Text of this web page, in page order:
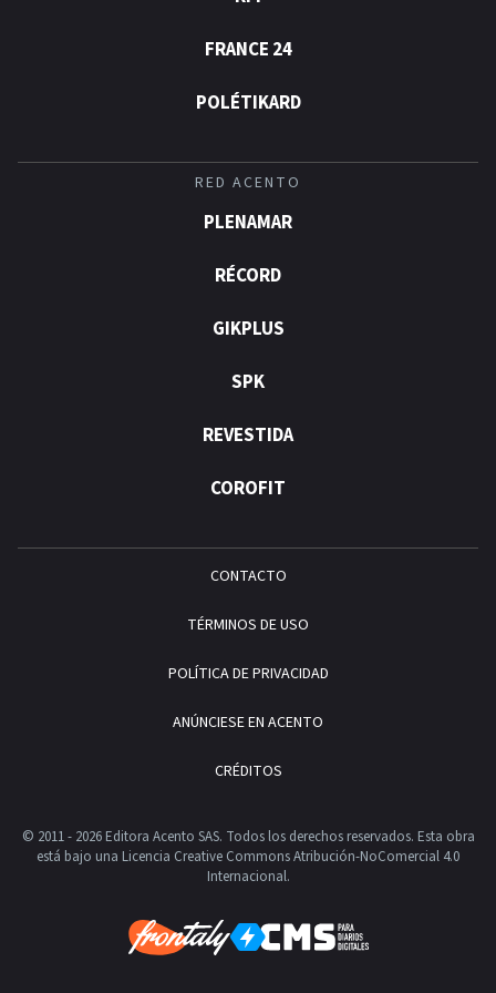
FRANCE 24
POLÉTIKARD
RED ACENTO
PLENAMAR
RÉCORD
GIKPLUS
SPK
REVESTIDA
COROFIT
CONTACTO
TÉRMINOS DE USO
POLÍTICA DE PRIVACIDAD
ANÚNCIESE EN ACENTO
CRÉDITOS
© 2011 - 2026 Editora Acento SAS. Todos los derechos reservados. Esta obra
está bajo una Licencia Creative Commons Atribución-NoComercial 4.0
Internacional.